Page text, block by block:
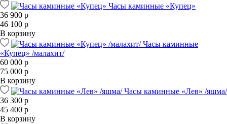
Часы каминные «Купец»
36 900 р
46 100 р
В корзину
Часы каминные
«Купец» /малахит/
60 000 р
75 000 р
В корзину
Часы каминные «Лев» /яшма/
36 300 р
45 400 р
В корзину